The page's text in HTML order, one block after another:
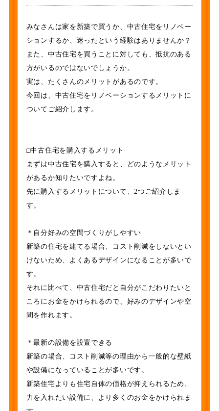
みなさんは家を新築で買うか、中古住宅をリノベー
ションするか、迷ったという経験はありませんか？
また、中古住宅を買うことに対しても、抵抗のある
方がいるのではないでしょうか。
実は、たくさんのメリットがあるのです。
今回は、中古住宅をリノベーションするメリットに
ついてご紹介します。
□中古住宅を購入するメリット
まずは中古住宅を購入すると、どのようなメリット
があるか知りたいですよね。
先に購入するメリットについて、2つご紹介しま
す。
＊自分好みの空間づくりがしやすい
新築の住宅を建てる場合、コスト削減をしないとい
けないため、よくあるデザインになることが多いで
す。
それに比べて、中古住宅だと自分がこだわりたいと
ころにお金をかけられるので、好みのデザインや空
間を作れます。
＊最新の設備を設置できる
新築の場合、コスト削減等の理由から一般的な壁紙
や設備になっていることが多いです。
新築住宅よりも住宅自体の価格が抑えられるため、
力を入れたい設備に、より多くのお金をかけられま